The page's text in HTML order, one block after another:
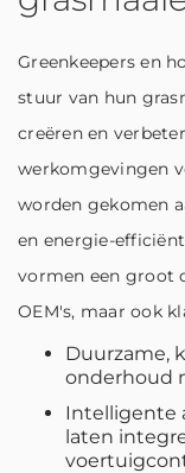
Greenkeepers en
stuur van hun
creëren en
werkomgevingen
worden gekomen
en energie-
vormen een groot
OEM's, maar ook
Duurzame,
onderhoud
Intelligente
laten